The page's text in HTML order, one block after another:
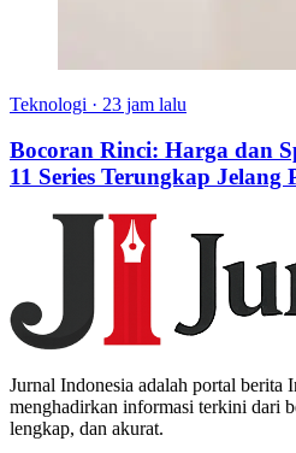
Teknologi · 23 jam lalu
Bocoran Rinci: Harga dan
11 Series Terungkap Jelang
Jurnal Indonesia adalah portal berita
menghadirkan informasi terkini dari
lengkap, dan akurat.